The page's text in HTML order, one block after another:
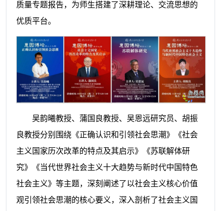
质量专题报告，为师生搭建了深耕理论、交流思想的
优质平台。
吴韵曦教授、蒲国良教授、吴恩远研究员、胡振
良教授分别围绕《正确认识和引领社会思潮》《社会
主义国家历次改革的特点及其启示》《苏联解体研
究》《当代世界社会主义十大趋势与新时代中国特色
社会主义》等主题，深刻阐述了以社会主义核心价值
观引领社会思潮的核心要义，深入剖析了社会主义国